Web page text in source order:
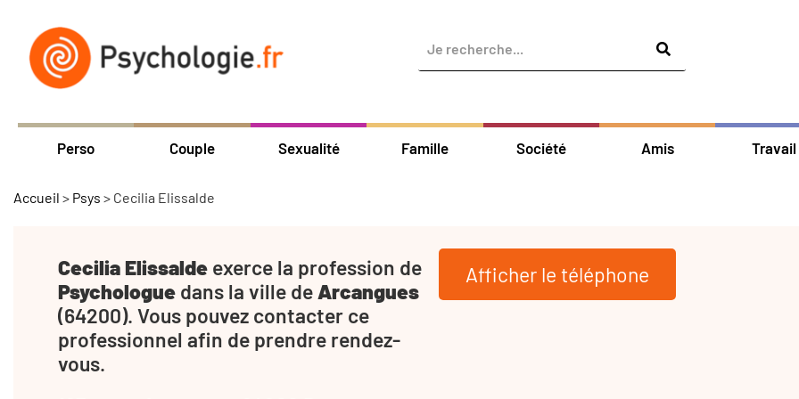
Perso Couple Sexualité Famille Société Amis Travail
Accueil > Psys > Cecilia Elissalde
Cecilia Elissalde exerce la profession de
Psychologue dans la ville de Arcangues
(64200). Vous pouvez contacter ce
professionnel afin de prendre rendez-
vous.
Afficher le téléphone